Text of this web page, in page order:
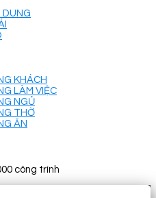
DUNG
KHÁCH
LÀM VIỆC
NGỦ
THỜ
ĂN
công trình